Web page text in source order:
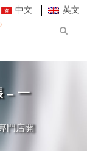
中文 英文
– 一
門店開